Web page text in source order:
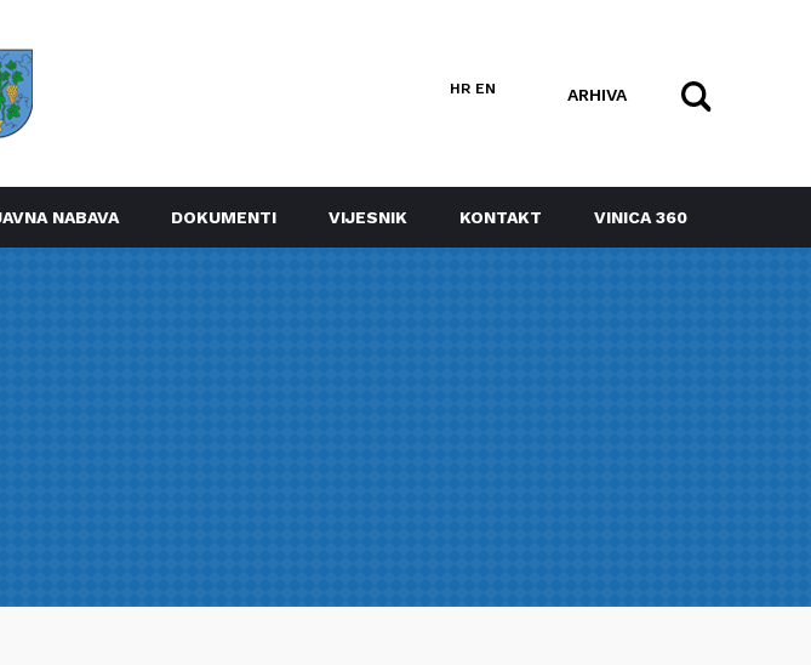
HR EN ARHIVA
NABAVA DOKUMENTI VIJESNIK KONTAKT VINICA 360